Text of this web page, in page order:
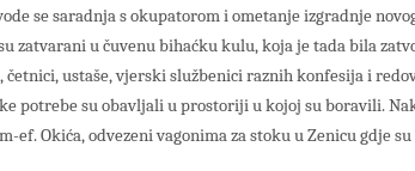
se saradnja s okupatorom i ometanje izgradnje
zatvarani u čuvenu bihaćku kulu, koja je tada bila
četnici, ustaše, vjerski službenici raznih konfesija i
potrebe su obavljali u prostoriji u kojoj su boravili.
ef. Okića, odvezeni vagonima za stoku u Zenicu gdje